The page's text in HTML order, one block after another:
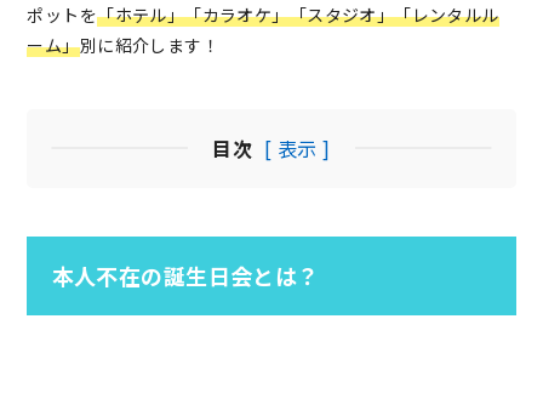
ポットを「ホテル」「カラオケ」「スタジオ」「レンタルル
ーム」別に紹介します！
目次 [ 表示 ]
本人不在の誕生日会とは？